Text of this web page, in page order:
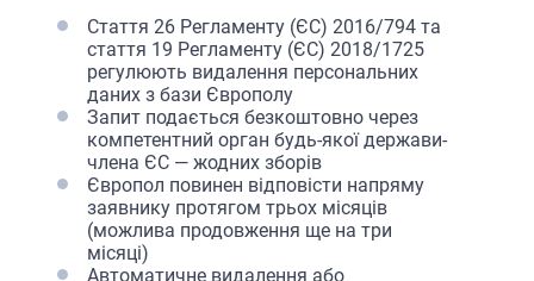
Стаття 26 Регламенту (ЄС) 2016/794 та
стаття 19 Регламенту (ЄС) 2018/1725
регулюють видалення персональних
даних з бази Європолу
Запит подається безкоштовно через
компетентний орган будь-якої держави-
члена ЄС — жодних зборів
Європол повинен відповісти напряму
заявнику протягом трьох місяців
(можлива продовження ще на три
місяці)
Автоматичне видалення або